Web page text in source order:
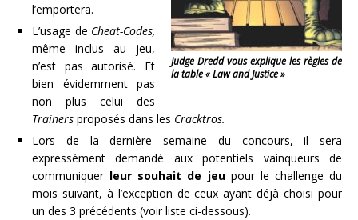
Judge Dredd vous explique les règles de
la table « Law and Justice »
l’emportera.
L’usage de Cheat-Codes,
même inclus au jeu,
n’est pas autorisé. Et
bien évidemment pas
non plus celui des
Trainers proposés dans les Cracktros.
Lors de la dernière semaine du concours, il sera
expressément demandé aux potentiels vainqueurs de
communiquer leur souhait de jeupour le challenge du
mois suivant, à l’exception de ceux ayant déjà choisi pour
un des 3 précédents (voir liste ci-dessous).